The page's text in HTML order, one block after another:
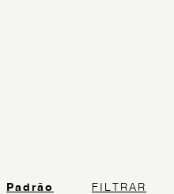
Padrão FILTRAR